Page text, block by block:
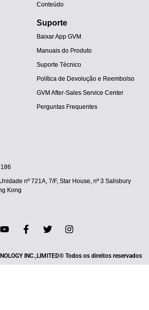
Conteúdo
Suporte
Baixar App GVM
Manuais do Produto
Suporte Técnico
Política de Devolução e Reembolso
GVM After-Sales Service Center
Perguntas Frequentes
nº 721A, 7/F, Star House, nº 3 Salisbury
Kong
INC.,LIMITED® Todos os direitos reservados